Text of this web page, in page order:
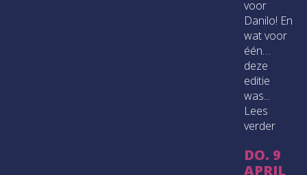
voor
Danilo! En
wat voor
één…
deze
editie
was...
Lees
verder
DO. 9
APRIL